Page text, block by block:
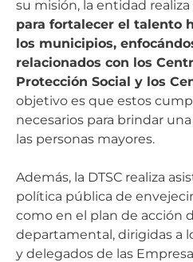
su misión, la entidad realiza
para fortalecer el talento
los municipios,
relacionados con los
Protección Social y los
objetivo es que estos
necesarios para brindar
las personas mayores.
Además, la DTSC realiza
política pública de
como en el plan de acción
departamental, dirigidas a
y delegados de las